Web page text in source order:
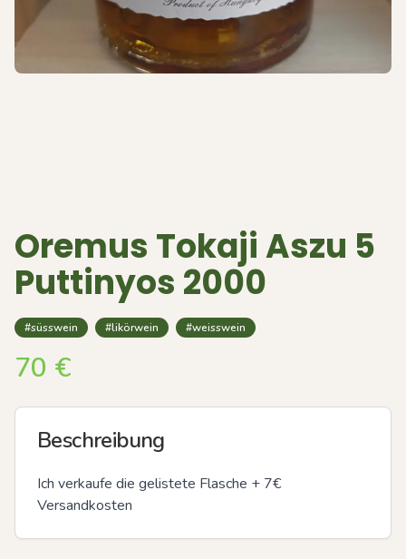
Oremus Tokaji Aszu 5
Puttinyos 2000
#süsswein #likörwein #weisswein
70 €
Beschreibung
Ich verkaufe die gelistete Flasche + 7€
Versandkosten